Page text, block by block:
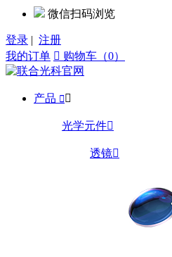
微信扫码浏览
登录 | 注册
我的订单  购物车（0）
产品  
光学元件
透镜